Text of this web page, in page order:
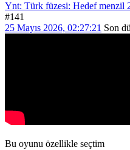
Ynt: Türk füzesi: Hedef menzil
#141
25 Mayıs 2026, 02:27:21 Son
Bu oyunu özellikle seçtim